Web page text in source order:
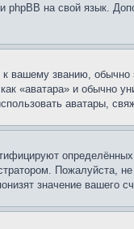
phpBB на свой язык.
званию,
«аватара» и обычно
аватары,
Пожалуйста,
значение вашего